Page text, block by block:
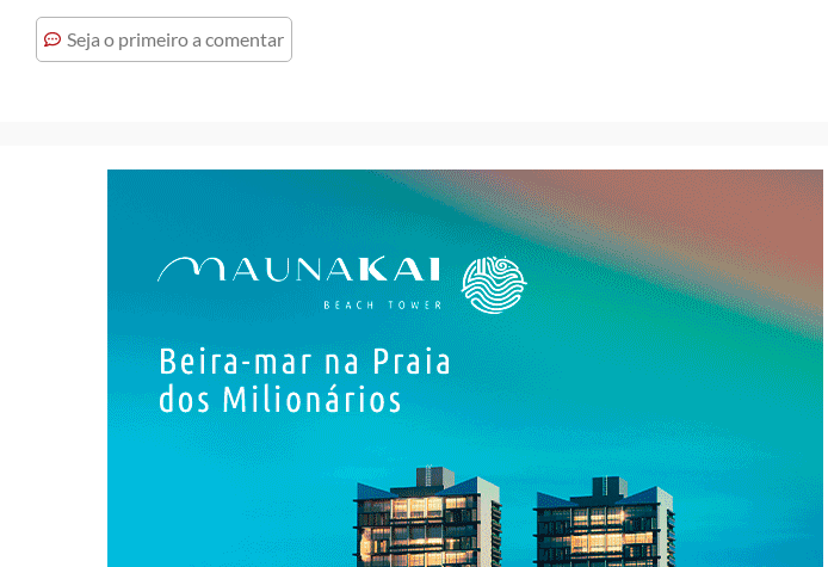
Seja o primeiro a comentar